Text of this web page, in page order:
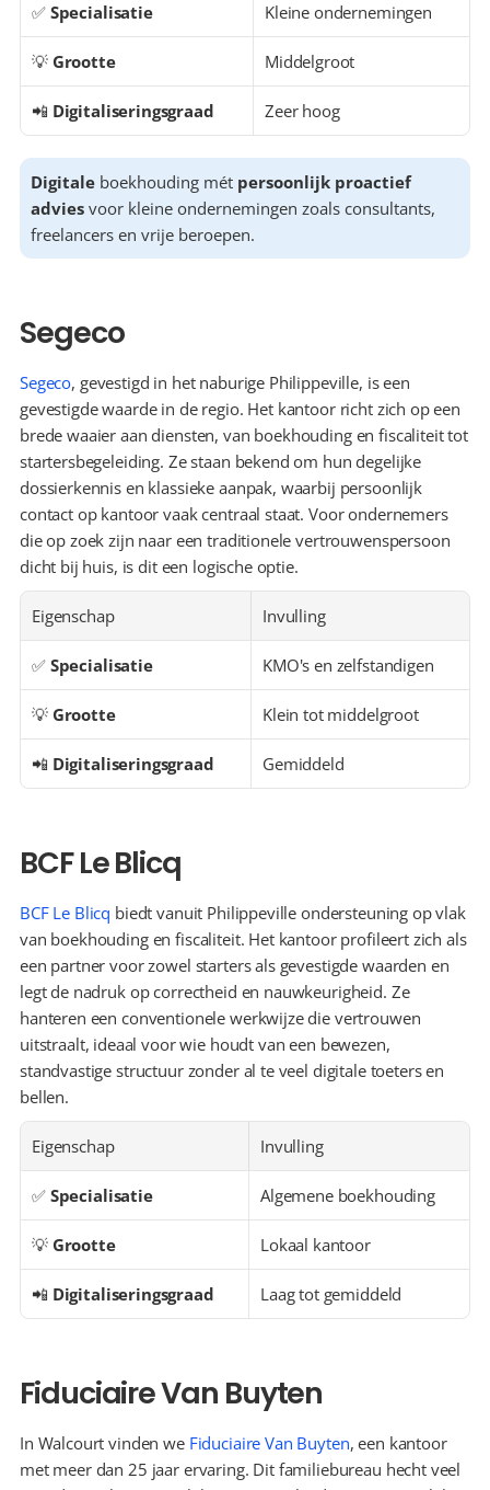
✅ Specialisatie Kleine ondernemingen
💡 Grootte Middelgroot
📲 Digitaliseringsgraad Zeer hoog
Digitale boekhouding mét persoonlijk proactief
advies voor kleine ondernemingen zoals consultants,
freelancers en vrije beroepen.
Segeco
Segeco, gevestigd in het naburige Philippeville, is een
gevestigde waarde in de regio. Het kantoor richt zich op een
brede waaier aan diensten, van boekhouding en fiscaliteit tot
startersbegeleiding. Ze staan bekend om hun degelijke
dossierkennis en klassieke aanpak, waarbij persoonlijk
contact op kantoor vaak centraal staat. Voor ondernemers
die op zoek zijn naar een traditionele vertrouwenspersoon
dicht bij huis, is dit een logische optie.
Eigenschap Invulling
✅ Specialisatie KMO's en zelfstandigen
💡 Grootte Klein tot middelgroot
📲 Digitaliseringsgraad Gemiddeld
BCF Le Blicq
BCF Le Blicq biedt vanuit Philippeville ondersteuning op vlak
van boekhouding en fiscaliteit. Het kantoor profileert zich als
een partner voor zowel starters als gevestigde waarden en
legt de nadruk op correctheid en nauwkeurigheid. Ze
hanteren een conventionele werkwijze die vertrouwen
uitstraalt, ideaal voor wie houdt van een bewezen,
standvastige structuur zonder al te veel digitale toeters en
bellen.
Eigenschap Invulling
✅ Specialisatie Algemene boekhouding
💡 Grootte Lokaal kantoor
📲 Digitaliseringsgraad Laag tot gemiddeld
Fiduciaire Van Buyten
In Walcourt vinden we Fiduciaire Van Buyten, een kantoor
met meer dan 25 jaar ervaring. Dit familiebureau hecht veel